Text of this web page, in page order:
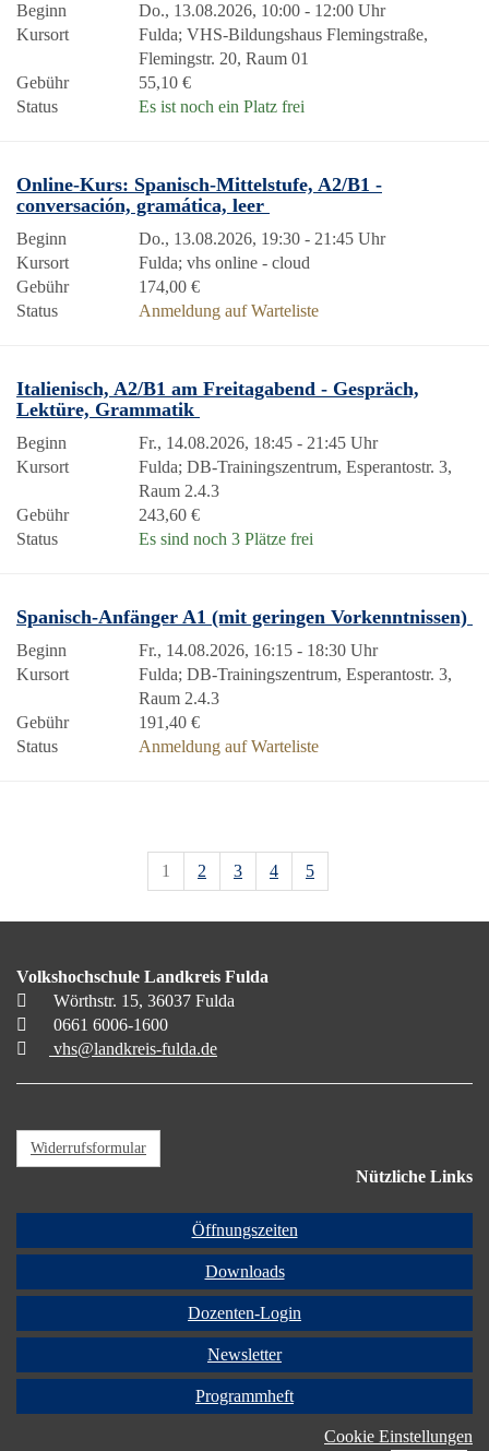
Beginn
Do., 13.08.2026, 10:00 - 12:00 Uhr
Kursort
Fulda; VHS-Bildungshaus Flemingstraße,
Flemingstr. 20, Raum 01
Gebühr
55,10 €
Status
Es ist noch ein Platz frei
Online-Kurs: Spanisch-Mittelstufe, A2/B1 -
conversación, gramática, leer
Beginn
Do., 13.08.2026, 19:30 - 21:45 Uhr
Kursort
Fulda; vhs online - cloud
Gebühr
174,00 €
Status
Anmeldung auf Warteliste
Italienisch, A2/B1 am Freitagabend - Gespräch,
Lektüre, Grammatik
Beginn
Fr., 14.08.2026, 18:45 - 21:45 Uhr
Kursort
Fulda; DB-Trainingszentrum, Esperantostr. 3,
Raum 2.4.3
Gebühr
243,60 €
Status
Es sind noch 3 Plätze frei
Spanisch-Anfänger A1 (mit geringen Vorkenntnissen)
Beginn
Fr., 14.08.2026, 16:15 - 18:30 Uhr
Kursort
Fulda; DB-Trainingszentrum, Esperantostr. 3,
Raum 2.4.3
Gebühr
191,40 €
Status
Anmeldung auf Warteliste
1 2 3 4 5
Volkshochschule Landkreis Fulda
Wörthstr. 15, 36037 Fulda
0661 6006-1600
vhs@landkreis-fulda.de
Widerrufsformular
Nützliche Links
Öffnungszeiten
Downloads
Dozenten-Login
Newsletter
Programmheft
Cookie Einstellungen